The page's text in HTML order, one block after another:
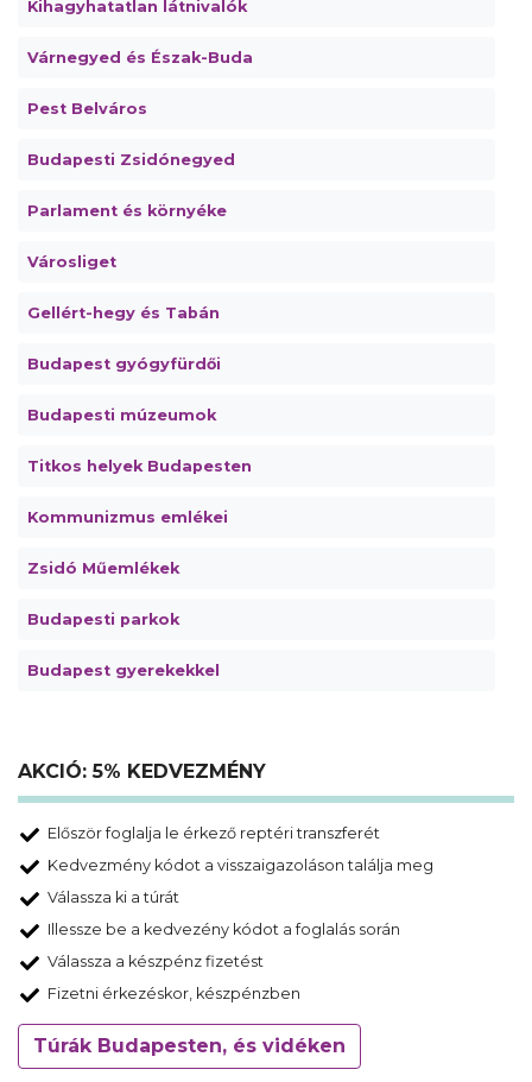
Kihagyhatatlan látnivalók
Várnegyed és Észak-Buda
Pest Belváros
Budapesti Zsidónegyed
Parlament és környéke
Városliget
Gellért-hegy és Tabán
Budapest gyógyfürdői
Budapesti múzeumok
Titkos helyek Budapesten
Kommunizmus emlékei
Zsidó Műemlékek
Budapesti parkok
Budapest gyerekekkel
AKCIÓ: 5% KEDVEZMÉNY
Először foglalja le érkező reptéri transzferét
Kedvezmény kódot a visszaigazoláson találja meg
Válassza ki a túrát
Illessze be a kedvezény kódot a foglalás során
Válassza a készpénz fizetést
Fizetni érkezéskor, készpénzben
Túrák Budapesten, és vidéken